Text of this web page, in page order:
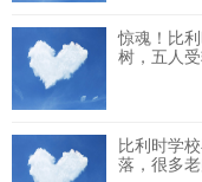
惊魂！比
树，五人
比利时学
落，很多